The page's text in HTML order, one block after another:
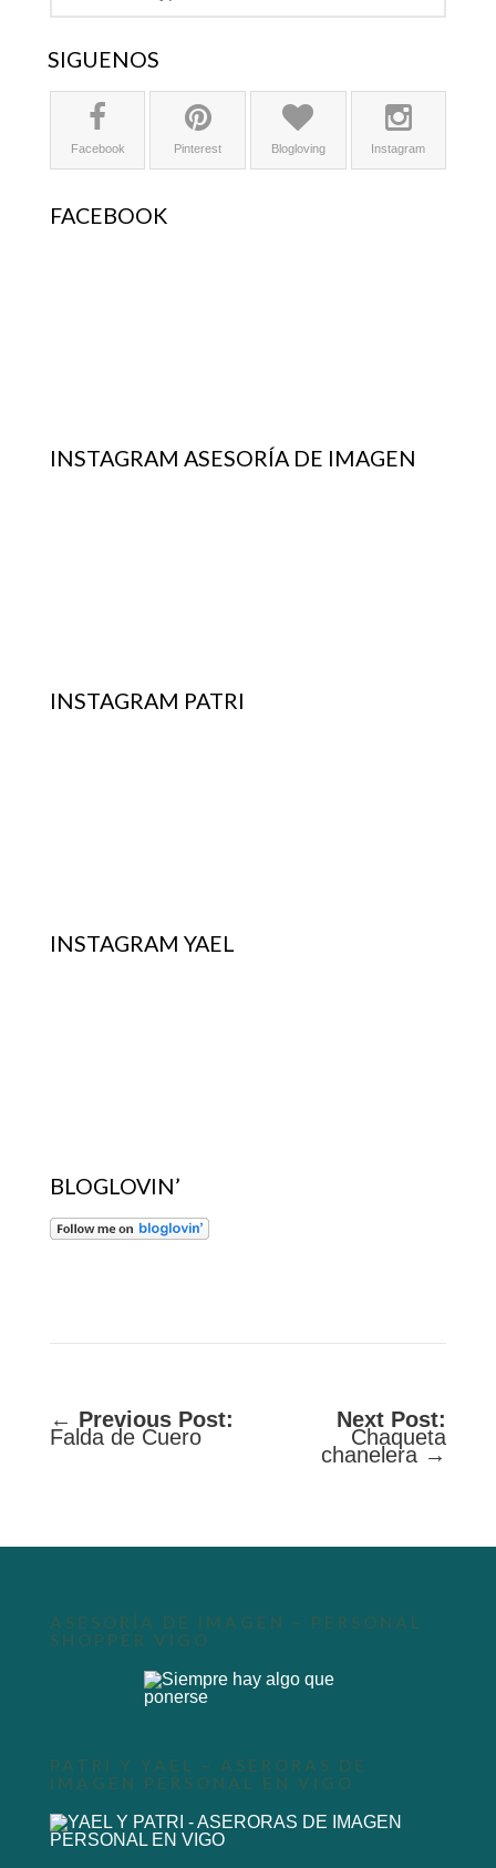
SÍGUENOS
Facebook Pinterest Blogloving Instagram
FACEBOOK
INSTAGRAM ASESORÍA DE IMAGEN
INSTAGRAM PATRI
INSTAGRAM YAEL
BLOGLOVIN’
Next Post:
Chaqueta
chanelera →
← Previous Post:
Falda de Cuero
ASESORÍA DE IMAGEN – PERSONAL
SHOPPER VIGO
PATRI Y YAEL – ASERORAS DE
IMAGEN PERSONAL EN VIGO